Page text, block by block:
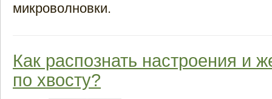
микроволновки.
Как распознать настроения и
по хвосту?